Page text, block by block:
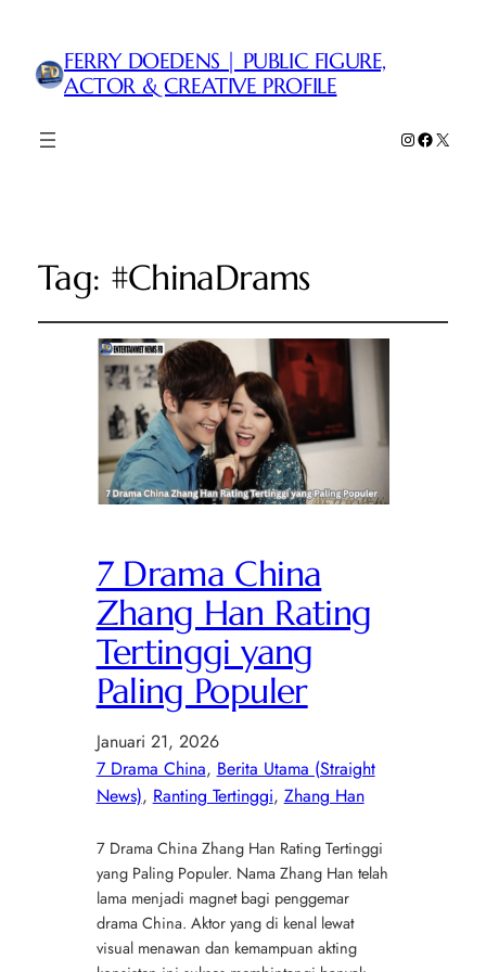
FERRY DOEDENS | PUBLIC FIGURE,
ACTOR & CREATIVE PROFILE
Instagram
Facebook
X
Tag: #ChinaDrams
7 Drama China
Zhang Han Rating
Tertinggi yang
Paling Populer
Januari 21, 2026
7 Drama China, Berita Utama (Straight
News), Ranting Tertinggi, Zhang Han
7 Drama China Zhang Han Rating Tertinggi
yang Paling Populer. Nama Zhang Han telah
lama menjadi magnet bagi penggemar
drama China. Aktor yang di kenal lewat
visual menawan dan kemampuan akting